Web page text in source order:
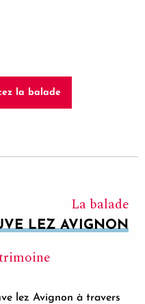
la balade
La balade
LEZ AVIGNON
lez Avignon à travers